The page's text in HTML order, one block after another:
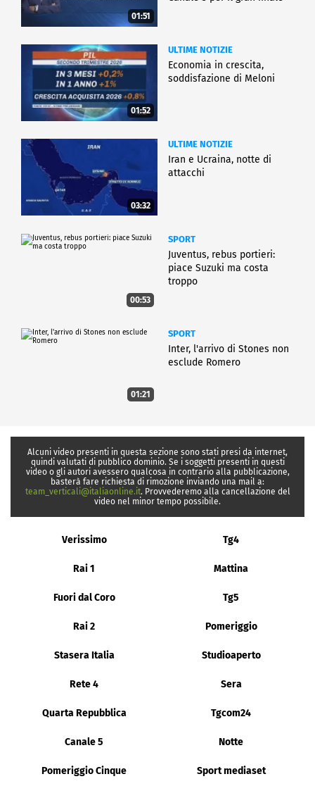
01:51
01:52
ULTIME NOTIZIE
Economia in crescita,
soddisfazione di Meloni
03:32
ULTIME NOTIZIE
Iran e Ucraina, notte di
attacchi
00:53
SPORT
Juventus, rebus portieri:
piace Suzuki ma costa
troppo
01:21
SPORT
Inter, l'arrivo di Stones non
esclude Romero
Alcuni video presenti in questa sezione sono stati presi da internet,
quindi valutati di pubblico dominio. Se i soggetti presenti in questi
video o gli autori avessero qualcosa in contrario alla pubblicazione,
basterà fare richiesta di rimozione inviando una mail a:
team_verticali@italiaonline.it. Provvederemo alla cancellazione del
video nel minor tempo possibile.
Verissimo Tg4
Rai 1 Mattina
Fuori dal Coro Tg5
Rai 2 Pomeriggio
Stasera Italia Studioaperto
Rete 4 Sera
Quarta Repubblica Tgcom24
Canale 5 Notte
Pomeriggio Cinque Sport mediaset